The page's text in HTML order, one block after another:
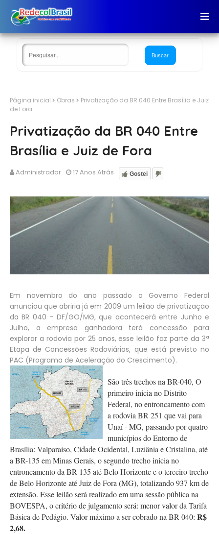
Página inicial Obras
Privatização da BR 040 Entre Brasília e Juiz
de Fora
Privatização da BR 040 Entre
Brasília e Juiz de Fora
Administrador Gostei
17 Anos Atrás
Em novembro do ano passado o Governo Federal
anunciou que abriria já em 2009 um leilão de privatização
da BR 040 - DF/GO/MG, que acontecerá entre Junho e
Julho, a empresa ganhadora terá concessão para
explorar a rodovia por 25 anos, esse leilão faz parte da 3ª
Etapa de Concessões Rodoviárias, que está previsto no
PAC (Programa de Aceleração do Crescimento).
Sãotrês trechos na BR-040, O
primeiro inicia no Distrito
Federal, no entroncamento com
a rodovia BR 251 que vai para
Unaí - MG, passando por quatro
municípios do Entorno de
Brasília: Valparaiso, Cidade Ocidental, Luziânia e Cristalina, até
a BR-135 em Minas Gerais, o segundo trecho inicia no
entroncamento da BR-135 até Belo Horizonte e o terceiro trecho
de Belo Horizonte até Juiz de Fora (MG), totalizando 937 km de
extensão. Esse leilão será realizado em uma sessão pública na
BOVESPA, o critério de julgamento será: menor valor da Tarifa
Básica de Pedágio. Valor máximo a ser cobrado na BR 040: R$
2,68.